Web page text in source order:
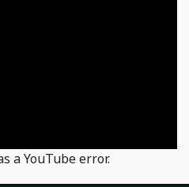
a YouTube error.